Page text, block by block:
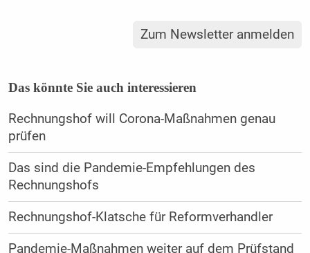
Zum Newsletter anmelden
Das könnte Sie auch interessieren
Rechnungshof will Corona-Maßnahmen genau
prüfen
Das sind die Pandemie-Empfehlungen des
Rechnungshofs
Rechnungshof-Klatsche für Reformverhandler
Pandemie-Maßnahmen weiter auf dem Prüfstand